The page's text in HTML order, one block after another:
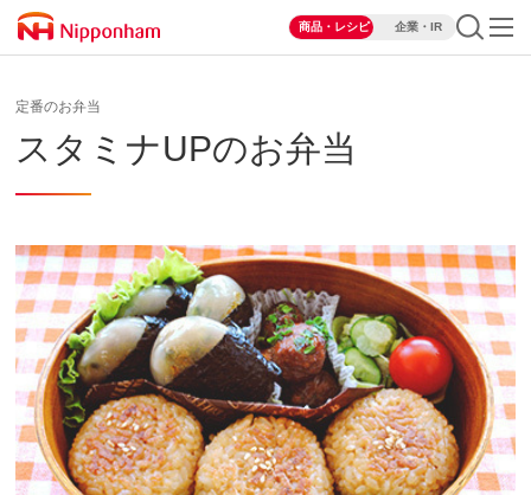
商品・レシピ 企業・IR
定番のお弁当
スタミナUPのお弁当